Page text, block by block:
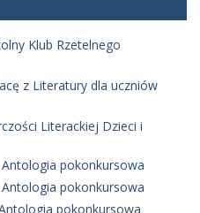
Klub Rzetelnego
z Literatury dla uczniów
Literackiej Dzieci i
pokonkursowa
pokonkursowa
pokonkursowa